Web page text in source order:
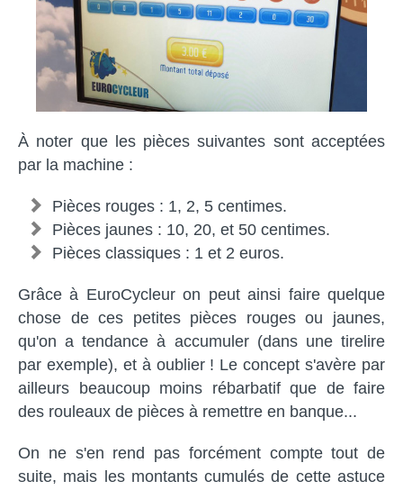
À noter que les pièces suivantes sont acceptées
par la machine :
Pièces rouges : 1, 2, 5 centimes.
Pièces jaunes : 10, 20, et 50 centimes.
Pièces classiques : 1 et 2 euros.
Grâce à EuroCycleur on peut ainsi faire quelque
chose de ces petites pièces rouges ou jaunes,
qu'on a tendance à accumuler (dans une tirelire
par exemple), et à oublier ! Le concept s'avère par
ailleurs beaucoup moins rébarbatif que de faire
des rouleaux de pièces à remettre en banque...
On ne s'en rend pas forcément compte tout de
suite, mais les montants cumulés de cette astuce